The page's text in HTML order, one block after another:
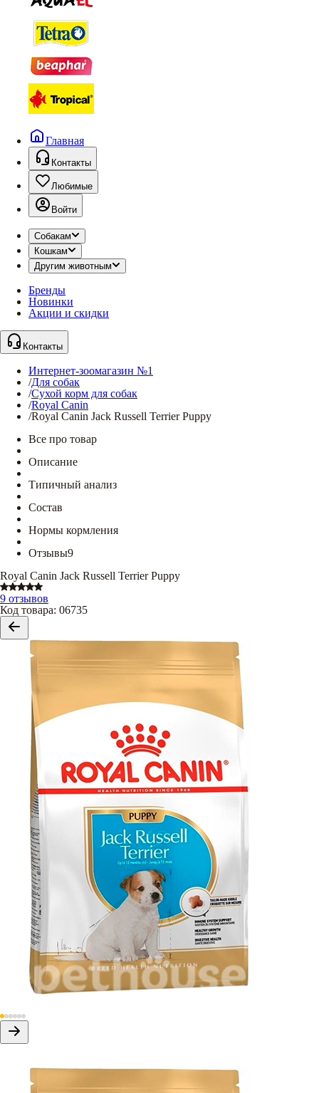
Главная
Контакты
Любимые
Войти
Собакам
Кошкам
Другим животным
Бренды
Новинки
Акции и скидки
Контакты
Интернет-зоомагазин №1
/Для собак
/Сухой корм для собак
/Royal Canin
/Royal Canin Jack Russell Terrier Puppy
Все про товар
Описание
Типичный анализ
Состав
Нормы кормления
Отзывы9
Royal Canin Jack Russell Terrier Puppy
9 отзывов
Код товара: 06735